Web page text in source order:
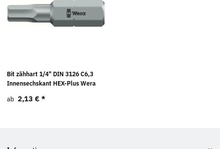
Bit zähhart 1/4" DIN 3126 C6,3
Innensechskant HEX-Plus Wera
ab 2,13 € *